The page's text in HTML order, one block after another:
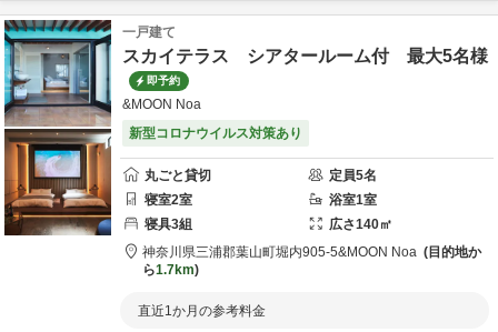
一戸建て
スカイテラス シアタールーム付 最大5名様
即予約
&MOON Noa
新型コロナウイルス対策あり
丸ごと貸切 定員5名
寝室2室 浴室1室
寝具3組 広さ140㎡
神奈川県三浦郡葉山町堀内905-5&MOON Noa
目的地か
ら1.7km
直近1か月の参考料金